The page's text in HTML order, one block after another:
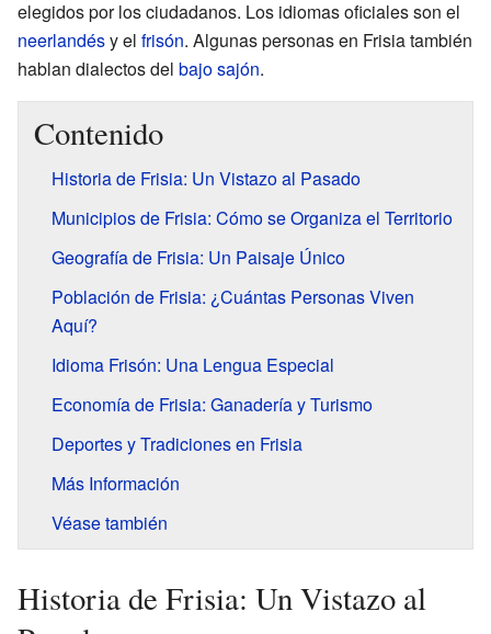
elegidos por los ciudadanos. Los idiomas oficiales son el
neerlandésy el frisón. Algunas personas en Frisia también
hablan dialectos del bajo sajón.
Contenido
Historia de Frisia: Un Vistazo al Pasado
Municipios de Frisia: Cómo se Organiza el Territorio
Geografía de Frisia: Un Paisaje Único
Población de Frisia: ¿Cuántas Personas Viven
Aquí?
Idioma Frisón: Una Lengua Especial
Economía de Frisia: Ganadería y Turismo
Deportes y Tradiciones en Frisia
Más Información
Véase también
Historia de Frisia: Un Vistazo al